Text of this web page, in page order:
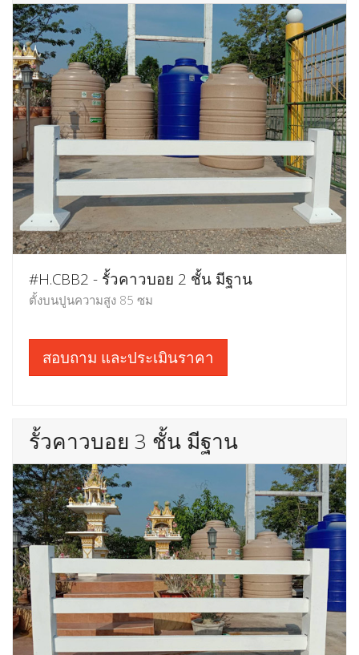
#H.CBB2 - รั้วคาวบอย 2 ชั้น มีฐาน
ตั้งบนปูนความสูง 85 ซม
สอบถาม และประเมินราคา
รั้วคาวบอย 3 ชั้น มีฐาน